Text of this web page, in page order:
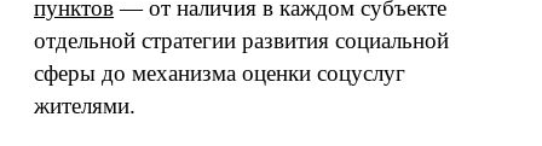
пунктов— от наличия в каждом субъекте
отдельной стратегии развития социальной
сферы до механизма оценки соцуслуг
жителями.